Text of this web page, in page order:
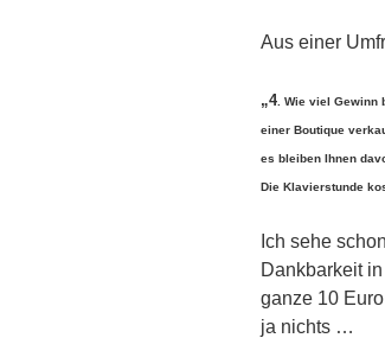
Aus einer
„4 . Wie viel
einer Boutique
es bleiben Ihnen
Die Klavierstunde
Ich sehe
Dankbarkeit
ganze 10
ja nichts …